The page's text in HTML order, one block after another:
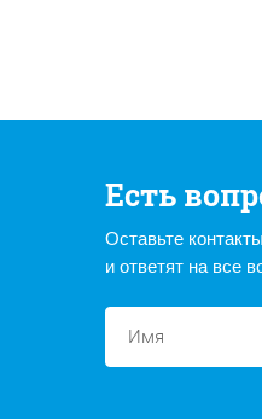
Есть
Оставьте
и ответят на все